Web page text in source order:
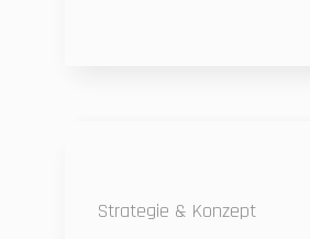
Strategie & Konzept